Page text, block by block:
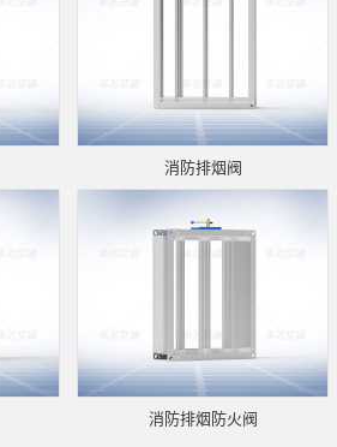
消防排烟阀
消防排烟防火阀